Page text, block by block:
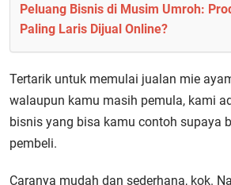
Peluang Bisnis di Musim Umroh:
Paling Laris Dijual Online?
Tertarik untuk memulai jualan mie
walaupun kamu masih pemula, kami
bisnis yang bisa kamu contoh supaya
pembeli.
Caranya mudah dan sederhana, kok.